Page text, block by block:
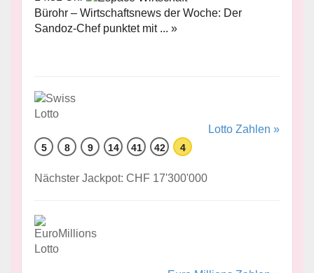
Bürohr – Wirtschaftsnews der Woche: Der
Sandoz-Chef punktet mit ... »
Lotto Zahlen »
5 8 9 14 41 42 4
Nächster Jackpot: CHF 17'300'000